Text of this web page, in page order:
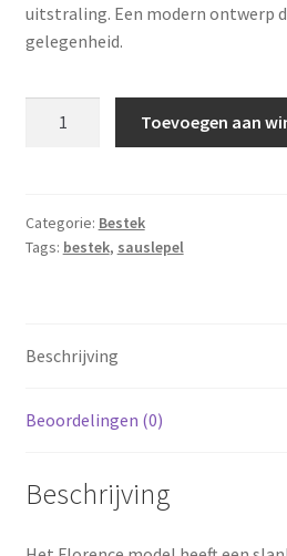
uitstraling. Een modern ontwerp
gelegenheid.
Toevoegen aan
Categorie: Bestek
Tags: bestek, sauslepel
Beschrijving
Beoordelingen (0)
Beschrijving